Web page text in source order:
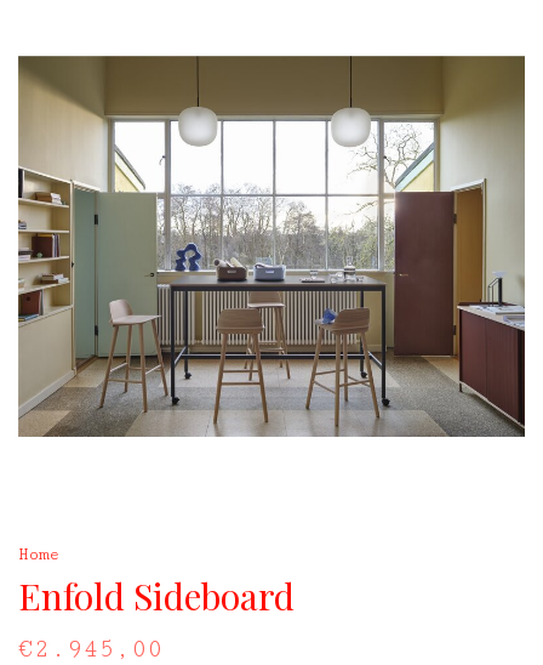
Home
Enfold Sideboard
€2.945,00